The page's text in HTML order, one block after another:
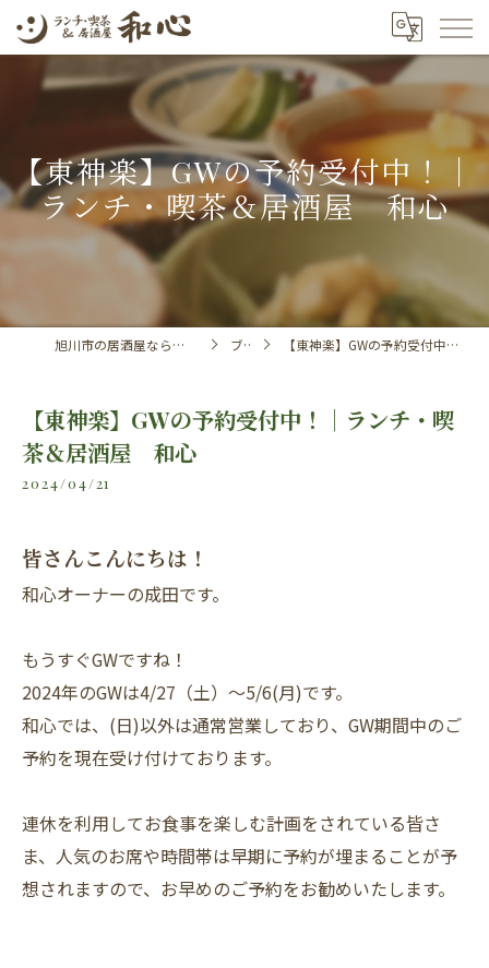
【東神楽】GWの予約受付中！｜
ランチ・喫茶＆居酒屋 和心
旭川市の居酒屋ならランチ・喫茶＆居酒屋 和心 ブログ 【東神楽】GWの予約受付中！｜ランチ・喫茶＆居酒屋 和心
【東神楽】GWの予約受付中！｜ランチ・喫
茶＆居酒屋 和心
2024/04/21
皆さんこんにちは！
和心オーナーの成田です。
もうすぐGWですね！
2024年のGWは4/27（土）～5/6(月)です。
和心では、(日)以外は通常営業しており、GW期間中のご
予約を現在受け付けております。
連休を利用してお食事を楽しむ計画をされている皆さ
ま、人気のお席や時間帯は早期に予約が埋まることが予
想されますので、お早めのご予約をお勧めいたします。